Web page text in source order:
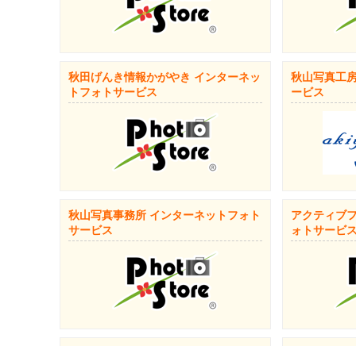
秋田げんき情報かがやき インターネッ
トフォトサービス
秋山写真工
ービス
秋山写真事務所 インターネットフォト
サービス
アクティブ
ォトサービ